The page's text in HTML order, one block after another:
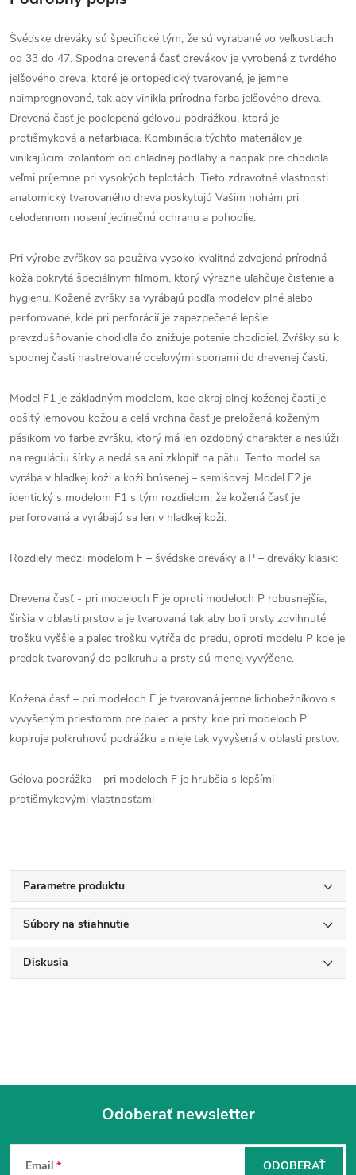
Švédske dreváky sú špecifické tým, že sú vyrabané vo veľkostiach
od 33 do 47. Spodna drevená časť drevákov je vyrobená z tvrdého
jelšového dreva, ktoré je ortopedický tvarované, je jemne
naimpregnované, tak aby vinikla prírodna farba jelšového dreva.
Drevená časť je podlepená gélovou podrážkou, ktorá je
protišmyková a nefarbiaca. Kombinácia týchto materiálov je
vinikajúcim izolantom od chladnej podlahy a naopak pre chodidla
veľmi príjemne pri vysokých teplotách. Tieto zdravotné vlastnosti
anatomický tvarovaného dreva poskytujú Vašim nohám pri
celodennom nosení jedinečnú ochranu a pohodlie.
Pri výrobe zvŕškov sa používa vysoko kvalitná zdvojená prírodná
koža pokrytá špeciálnym filmom, ktorý výrazne uľahčuje čistenie a
hygienu. Kožené zvršky sa vyrábajú podľa modelov plné alebo
perforované, kde pri perforácií je zapezpečené lepšie
prevzdušňovanie chodidla čo znižuje potenie chodidiel. Zvŕšky sú k
spodnej časti nastrelované oceľovými sponami do drevenej časti.
Model F1 je základným modelom, kde okraj plnej koženej časti je
obšitý lemovou kožou a celá vrchna časť je preložená koženým
pásikom vo farbe zvršku, ktorý má len ozdobný charakter a neslúži
na reguláciu šírky a nedá sa ani zklopiť na pätu. Tento model sa
vyrába v hladkej koži a koži brúsenej – semišovej. Model F2 je
identický s modelom F1 s tým rozdielom, že kožená časť je
perforovaná a vyrábajú sa len v hladkej koži.
Rozdiely medzi modelom F – švédske dreváky a P – dreváky klasik:
Drevena časť - pri modeloch F je oproti modeloch P robusnejšia,
širšia v oblasti prstov a je tvarovaná tak aby boli prsty zdvihnuté
trošku vyššie a palec trošku vytŕča do predu, oproti modelu P kde je
predok tvarovaný do polkruhu a prsty sú menej vyvýšene.
Kožená časť – pri modeloch F je tvarovaná jemne lichobežníkovo s
vyvyšeným priestorom pre palec a prsty, kde pri modeloch P
kopiruje polkruhovú podrážku a nieje tak vyvyšená v oblasti prstov.
Gélova podrážka – pri modeloch F je hrubšia s lepšími
protišmykovými vlastnosťami
Parametre produktu
Súbory na stiahnutie
Diskusia
Z
Odoberať newsletter
Email ODOBERAŤ